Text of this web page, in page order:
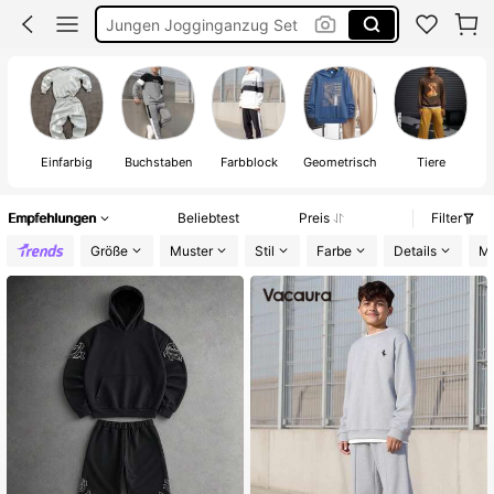
Jungen Jogginganzug Set
Jogging Anzug
Einfarbig Buchstaben Farbblock Geometrisch Tiere
Empfehlungen Beliebtest Preis
Filter
Größe
Muster Stil Farbe Details